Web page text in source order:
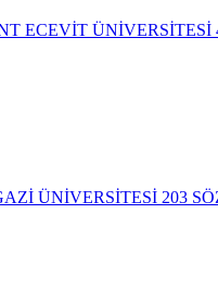
ECEVİT ÜNİVERSİTESİ
ÜNİVERSİTESİ 203